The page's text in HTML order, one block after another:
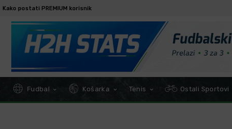
Kako postati PREMIUM korisnik
Fudbal Košarka Tenis Ostali Sportovi